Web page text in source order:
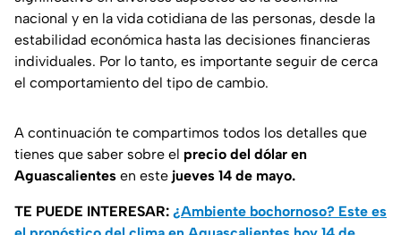
nacional y en la vida cotidiana de las personas, desde la
estabilidad económica hasta las decisiones financieras
individuales. Por lo tanto, es importante seguir de cerca
el comportamiento del tipo de cambio.
A continuación te compartimos todos los detalles que
tienes que saber sobre el precio del dólar en
Aguascalientes en este jueves 14 de mayo.
TE PUEDE INTERESAR: ¿Ambiente bochornoso? Este es